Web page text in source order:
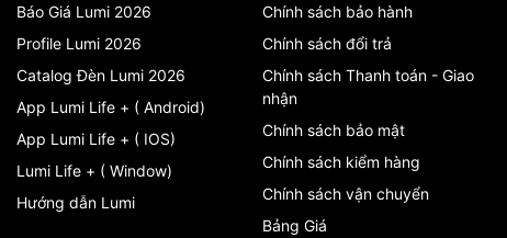
Báo Giá Lumi 2026
Profile Lumi 2026
Catalog Đèn Lumi 2026
App Lumi Life + ( Android)
App Lumi Life + ( IOS)
Lumi Life + ( Window)
Hướng dẫn Lumi
Chính sách bảo hành
Chính sách đổi trả
Chính sách Thanh toán - Giao
nhận
Chính sách bảo mật
Chính sách kiểm hàng
Chính sách vận chuyển
Bảng Giá